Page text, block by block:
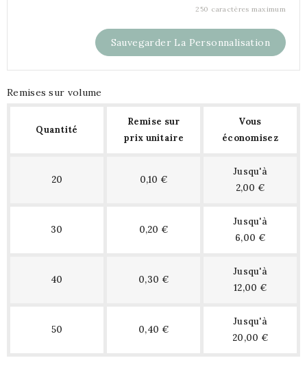
250 caractères maximum
Sauvegarder La Personnalisation
Remises sur volume
Quantité
Remise sur
prix unitaire
Vous
économisez
20 0,10 €
Jusqu'à
2,00 €
30 0,20 €
Jusqu'à
6,00 €
40 0,30 €
Jusqu'à
12,00 €
50 0,40 €
Jusqu'à
20,00 €